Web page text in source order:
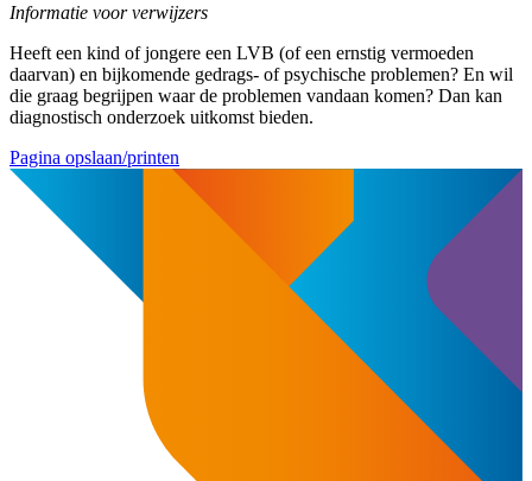
Informatie voor verwijzers
Heeft een kind of jongere een LVB (of een ernstig vermoeden
daarvan) en bijkomende gedrags- of psychische problemen? En wil
die graag begrijpen waar de problemen vandaan komen? Dan kan
diagnostisch onderzoek uitkomst bieden.
Pagina opslaan/printen